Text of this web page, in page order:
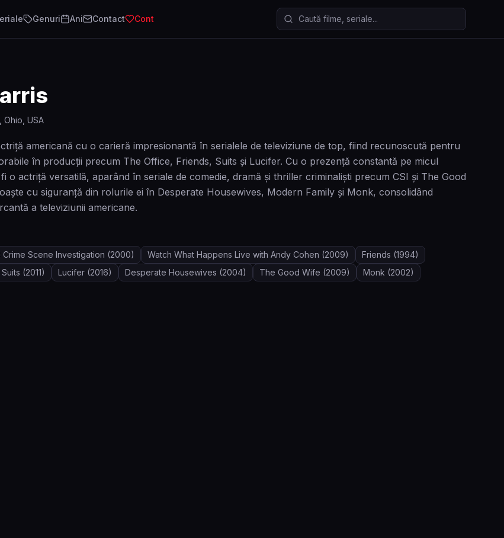
Genuri Ani Contact Cont Caută filme și seriale
Ohio, USA
americană cu o carieră impresionantă în serialele de televiziune de top, fiind recunoscută pentru
în producții precum The Office, Friends, Suits și Lucifer. Cu o prezenţă constantă pe micul
o actriță versatilă, aparând în seriale de comedie, dramă și thriller criminalişti precum CSI şi The Good
cu siguranţă din rolurile ei în Desperate Housewives, Modern Family şi Monk, consolidând
a televiziunii americane.
Crime Scene Investigation (2000) Watch What Happens Live with Andy Cohen (2009) Friends (1994)
Suits (2011) Lucifer (2016) Desperate Housewives (2004) The Good Wife (2009) Monk (2002)